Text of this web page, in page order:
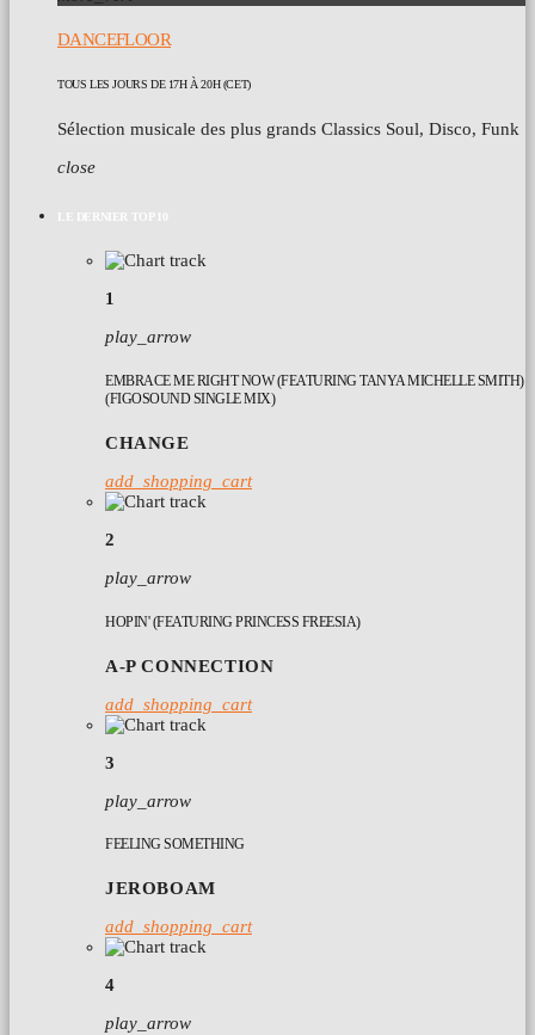
DANCEFLOOR
TOUS LES JOURS DE 17H À 20H (CET)
Sélection musicale des plus grands Classics Soul, Disco, Funk
close
LE DERNIER TOP 10
1
play_arrow
EMBRACE ME RIGHT NOW (FEATURING TANYA MICHELLE SMITH)
(FIGOSOUND SINGLE MIX)
CHANGE
add_shopping_cart
2
play_arrow
HOPIN' (FEATURING PRINCESS FREESIA)
A-P CONNECTION
add_shopping_cart
3
play_arrow
FEELING SOMETHING
JEROBOAM
add_shopping_cart
4
play_arrow